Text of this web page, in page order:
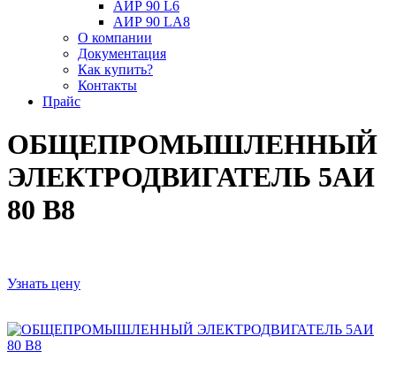
АИР 90 L6
АИР 90 LА8
О компании
Документация
Как купить?
Контакты
Прайс
ОБЩЕПРОМЫШЛЕННЫЙ
ЭЛЕКТРОДВИГАТЕЛЬ 5АИ
80 В8
Узнать цену